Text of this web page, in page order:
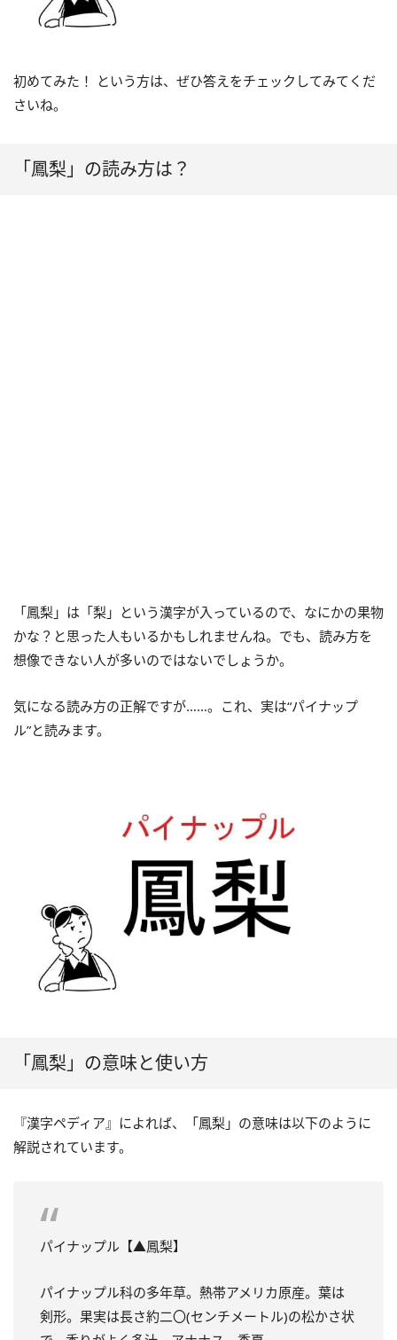
初めてみた！ という方は、ぜひ答えをチェックしてみてくだ
さいね。
「鳳梨」の読み方は？
「鳳梨」は「梨」という漢字が入っているので、なにかの果物
かな？と思った人もいるかもしれませんね。でも、読み方を
想像できない人が多いのではないでしょうか。
気になる読み方の正解ですが……。これ、実は“パイナップ
ル”と読みます。
「鳳梨」の意味と使い方
『漢字ペディア』によれば、「鳳梨」の意味は以下のように
解説されています。
パイナップル【▲鳳梨】
パイナップル科の多年草。熱帯アメリカ原産。葉は
剣形。果実は長さ約二〇(センチメートル)の松かさ状